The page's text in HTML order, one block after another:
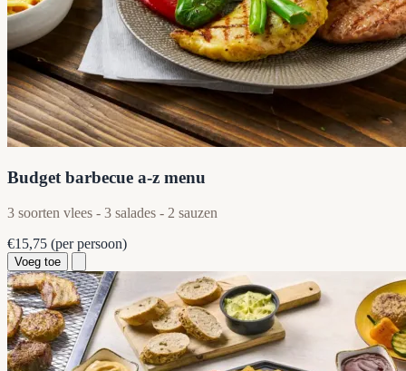
Budget barbecue a-z menu
3 soorten vlees - 3 salades - 2 sauzen
€15,75 (per persoon)
Voeg toe